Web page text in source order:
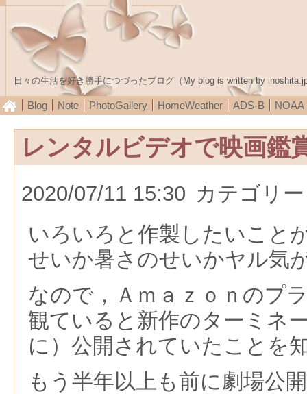
日々の生活を好き勝手につづったブログ（My blog is written by
Blog Note PhotoGallery HomeWeather ADS-B NOAA
レンタルビデオで映画鑑
2020/07/11 15:30 カテゴリ
いろいろと作製したいこと
せいか暑さのせいかヤル気
なので，Ａｍａｚｏｎのプ
観ていると新作のターミネ
に）公開されていたことを
もう半年以上も前に劇場公